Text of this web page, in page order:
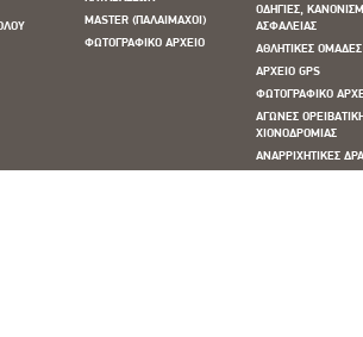
MASTER (ΠΑΛΑΙΜΑΧΟΙ)
ΦΩΤΟΓΡΑΦΙΚΟ ΑΡΧΕΙΟ
ΟΔΗΓΙΕΣ,
ΑΣΦΑΛΕΙΑΣ
ΑΘΛΗΤΙΚΕΣ ΟΜΑΔΕΣ
ΑΡΧΕΙΟ GPS
ΦΩΤΟΓΡΑΦΙΚΟ
ΑΓΩΝΕΣ
ΧΙΟΝΟΔΡΟΜΙΑΣ
ΑΝΑΡΡΙΧΗΤΙΚΕΣ